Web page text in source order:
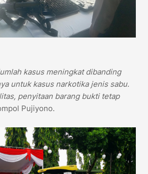
kasus meningkat dibanding
untuk kasus narkotika jenis sabu.
penyitaan barang bukti tetap
Pujiyono.